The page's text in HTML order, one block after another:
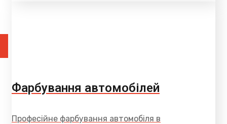
Фарбування автомобілей
Професійне фарбування автомобіля в